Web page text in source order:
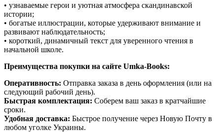
• узнаваемые герои и уютная атмосфера скандинавской
истории;
• богатые иллюстрации, которые удерживают внимание и
развивают наблюдательность;
• короткий, динамичный текст для уверенного чтения в
начальной школе.
Преимущества покупки на сайте Umka-Books:
Оперативность: Отправка заказа в день оформления (или на
следующий рабочий день).
Быстрая комплектация: Соберем ваш заказ в кратчайшие
сроки.
Удобная доставка: Быстрое получение через Новую Почту в
любом уголке Украины.